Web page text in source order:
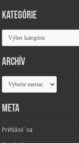
Kategórie
Kategórie
Archív
Archív
Meta
Prihlásiť sa